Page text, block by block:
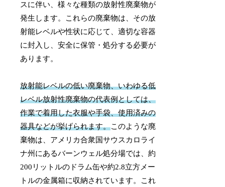
スに伴い、様々な種類の放射性廃棄物が
発生します。これらの廃棄物は、その放
射能レベルや性状に応じて、適切な容器
に封入し、安全に保管・処分する必要が
あります。
放射能レベルの低い廃棄物、いわゆる低
レベル放射性廃棄物の代表例としては、
作業で着用した衣服や手袋、使用済みの
器具などが挙げられます。このような廃
棄物は、アメリカ合衆国サウスカロライ
ナ州にあるバーンウェル処分場では、約
200リットルのドラム缶や約2.8立方メー
トルの金属箱に収納されています。これ